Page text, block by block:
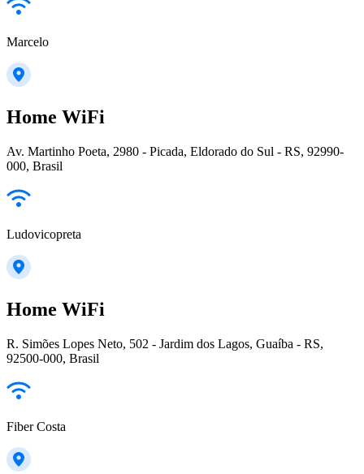
Marcelo
Home WiFi
Av. Martinho Poeta, 2980 - Picada, Eldorado do Sul - RS, 92990-
000, Brasil
Ludovicopreta
Home WiFi
R. Simões Lopes Neto, 502 - Jardim dos Lagos, Guaíba - RS,
92500-000, Brasil
Fiber Costa